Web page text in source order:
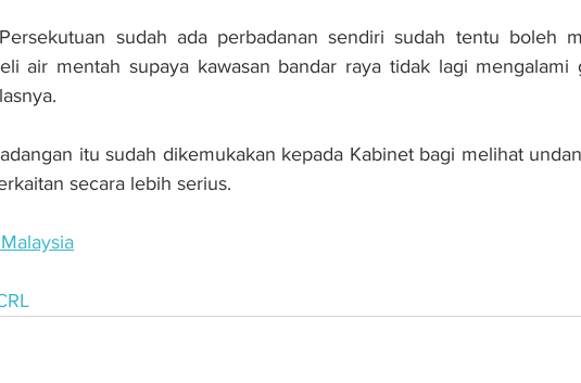
sudah ada perbadanan sendiri sudah tentu boleh
air mentah supaya kawasan bandar raya tidak lagi mengalami
itu sudah dikemukakan kepada Kabinet bagi melihat
secara lebih serius.